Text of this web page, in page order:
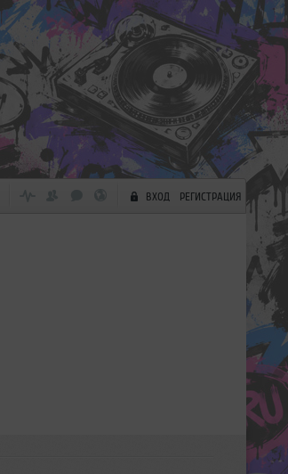
ВХОД РЕГИСТРАЦИЯ